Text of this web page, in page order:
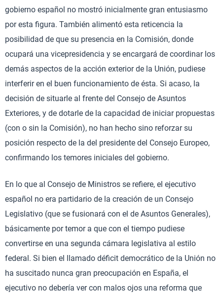
gobierno español no mostró inicialmente gran entusiasmo
por esta figura. También alimentó esta reticencia la
posibilidad de que su presencia en la Comisión, donde
ocupará una vicepresidencia y se encargará de coordinar los
demás aspectos de la acción exterior de la Unión, pudiese
interferir en el buen funcionamiento de ésta. Si acaso, la
decisión de situarle al frente del Consejo de Asuntos
Exteriores, y de dotarle de la capacidad de iniciar propuestas
(con o sin la Comisión), no han hecho sino reforzar su
posición respecto de la del presidente del Consejo Europeo,
confirmando los temores iniciales del gobierno.
En lo que al Consejo de Ministros se refiere, el ejecutivo
español no era partidario de la creación de un Consejo
Legislativo (que se fusionará con el de Asuntos Generales),
básicamente por temor a que con el tiempo pudiese
convertirse en una segunda cámara legislativa al estilo
federal. Si bien el llamado déficit democrático de la Unión no
ha suscitado nunca gran preocupación en España, el
ejecutivo no debería ver con malos ojos una reforma que